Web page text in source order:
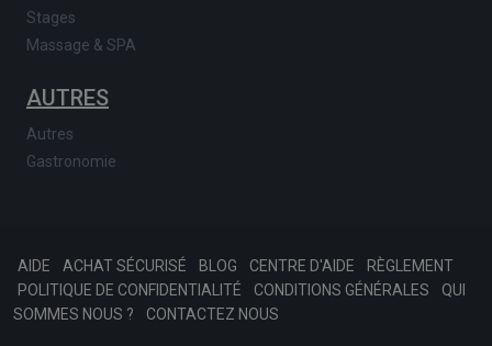
Stages
Massage & SPA
AUTRES
Autres
Gastronomie
AIDE ACHAT SÉCURISÉ BLOG CENTRE D'AIDE
RÈGLEMENT
POLITIQUE DE CONFIDENTIALITÉ
CONDITIONS GÉNÉRALES
QUI
SOMMES NOUS ?
CONTACTEZ NOUS